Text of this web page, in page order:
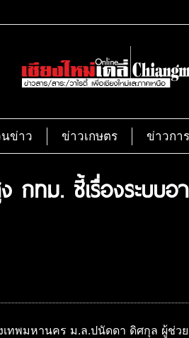
นข่าว ข่าวเกษตร ข่าวกา
กทม. ชี้เรื่องระบบ
ทพมหานคร ม.ล.ปนัดดา ดิศกุล ผู้ช่ว